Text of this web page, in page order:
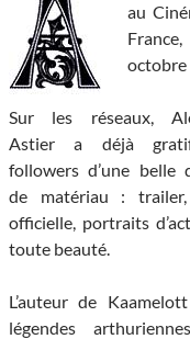
au
octobre
Sur les réseaux,
Astier a déjà
followers d’une belle
de matériau : trailer,
officielle, portraits
toute beauté.
L’auteur de
légendes